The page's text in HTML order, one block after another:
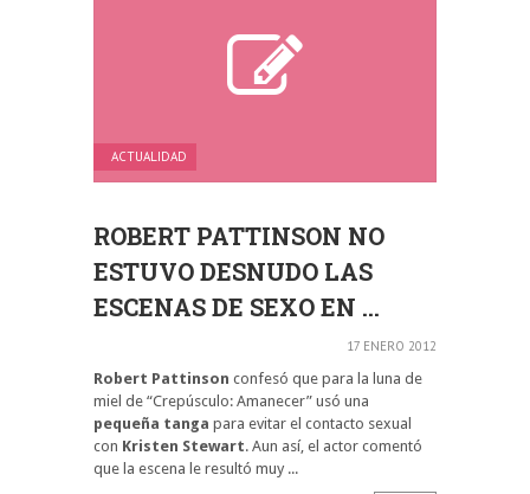
ACTUALIDAD
ROBERT PATTINSON NO
ESTUVO DESNUDO LAS
ESCENAS DE SEXO EN ...
17 ENERO 2012
Robert Pattinson confesó que para la luna de
miel de “Crepúsculo: Amanecer” usó una
pequeña tanga para evitar el contacto sexual
con Kristen Stewart. Aun así, el actor comentó
que la escena le resultó muy ...